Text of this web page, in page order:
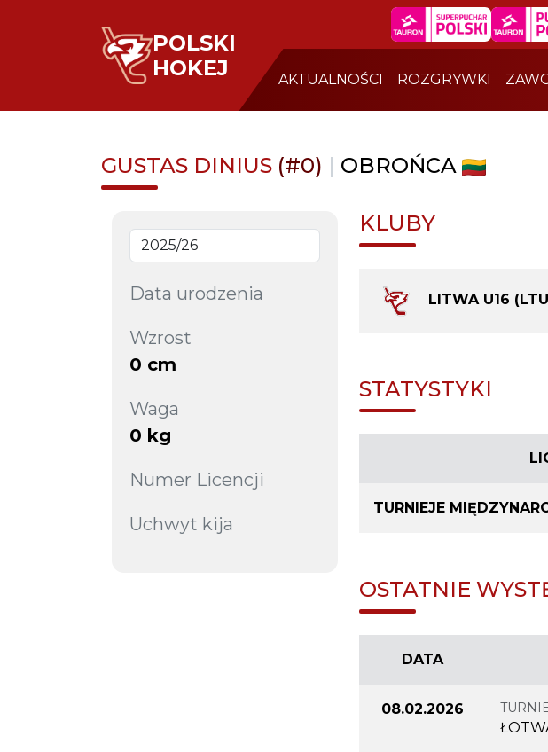
POLSKI
HOKEJ
AKTUALNOŚCI ROZGRYWKI
GUSTAS DINIUS (#0) | OBROŃCA
Data urodzenia
Wzrost
0 cm
Waga
0 kg
Numer Licencji
Uchwyt kija
KLUBY
LITWA U16
STATYSTYKI
TURNIEJE
OSTATNIE
DATA
08.02.2026